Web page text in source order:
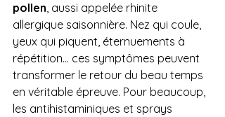
pollen, aussi appelée rhinite
allergique saisonnière. Nez qui coule,
yeux qui piquent, éternuements à
répétition… ces symptômes peuvent
transformer le retour du beau temps
en véritable épreuve. Pour beaucoup,
les antihistaminiques et sprays